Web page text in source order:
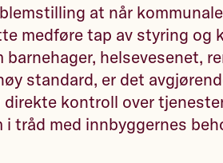
at når
medføre tap av styring og
helsevesenet,
standard, er det
kontroll over
tråd med innbyggernes